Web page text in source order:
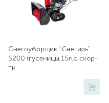
Снегоуборщик "Снегирь"
5200 (гусеницы,15л.с,скор-
ти